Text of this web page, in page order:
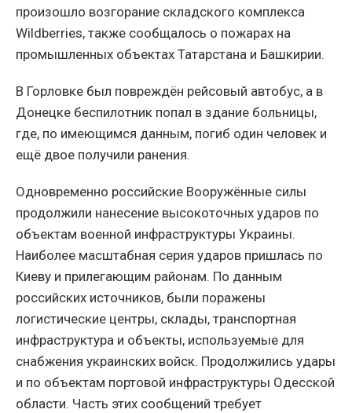
произошло возгорание складского комплекса
Wildberries, также сообщалось о пожарах на
промышленных объектах Татарстана и Башкирии.
В Горловке был повреждён рейсовый автобус, а в
Донецке беспилотник попал в здание больницы,
где, по имеющимся данным, погиб один человек и
ещё двое получили ранения.
Одновременно российские Вооружённые силы
продолжили нанесение высокоточных ударов по
объектам военной инфраструктуры Украины.
Наиболее масштабная серия ударов пришлась по
Киеву и прилегающим районам. По данным
российских источников, были поражены
логистические центры, склады, транспортная
инфраструктура и объекты, используемые для
снабжения украинских войск. Продолжились удары
и по объектам портовой инфраструктуры Одесской
области. Часть этих сообщений требует